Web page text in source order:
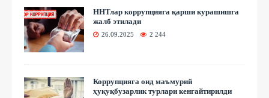
ННТлар коррупцияга қарши курашишга
жалб этилади
26.09.2025 2 244
Коррупцияга оид маъмурий
ҳуқуқбузарлик турлари кенгайтирилди